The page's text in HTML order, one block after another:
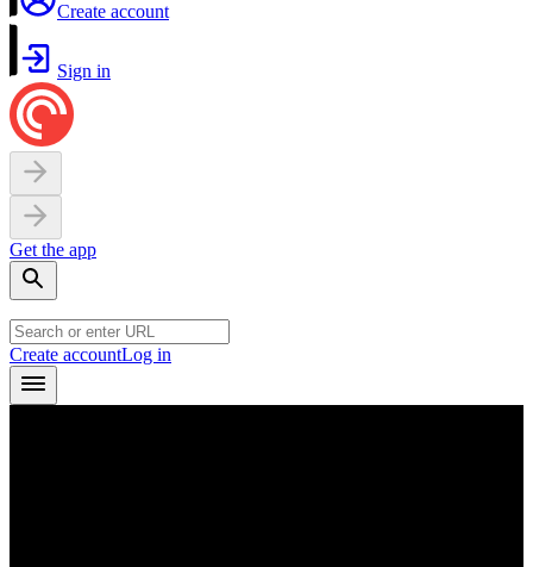
Create account
Sign in
Get the app
Create accountLog in